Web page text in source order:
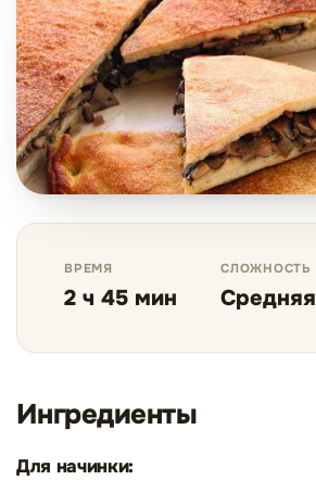
ВРЕМЯ
2 ч 45 мин
СЛОЖНОСТЬ
Средняя
Ингредиенты
Для начинки: